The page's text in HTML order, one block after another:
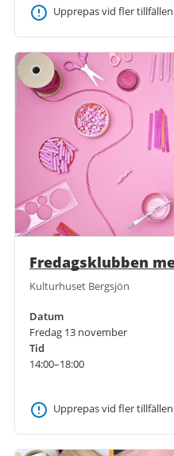
Upprepas vid fler tillfällen
Fredagsklubben
Kulturhuset Bergsjön
Datum
Fredag 13 november
Tid
14:00–18:00
Upprepas vid fler tillfällen